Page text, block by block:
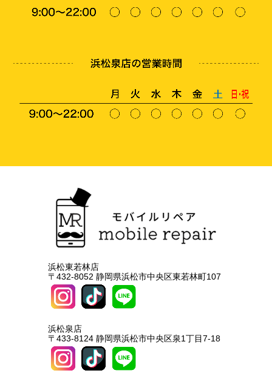
浜松東若林店
〒432-8052 静岡県浜松市中央区東若林町107
浜松泉店
〒433-8124 静岡県浜松市中央区泉1丁目7-18